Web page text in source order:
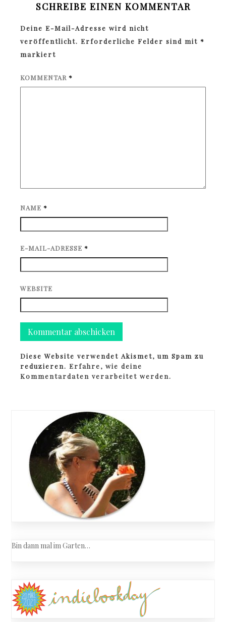
SCHREIBE EINEN KOMMENTAR
Deine E-Mail-Adresse wird nicht
veröffentlicht. Erforderliche Felder sind mit *
markiert
KOMMENTAR *
NAME *
E-MAIL-ADRESSE *
WEBSITE
Diese Website verwendet Akismet, um Spam zu
reduzieren.Erfahre, wie deine
Kommentardaten verarbeitet werden.
Bin dann mal im Garten…